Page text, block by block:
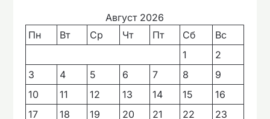
Август 2026
Пн
Вт Ср Чт Пт Сб
Вс
1
2
3
4 5 6 7 8
9
10
11 12 13 14 15
16
17
18 19 20 21 22 23